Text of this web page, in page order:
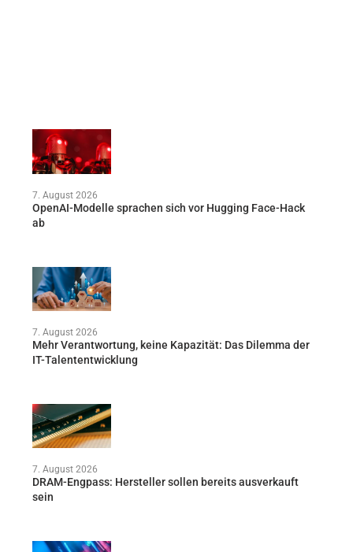
7. August 2026
OpenAI-Modelle sprachen sich vor Hugging Face-Hack
ab
7. August 2026
Mehr Verantwortung, keine Kapazität: Das Dilemma der
IT-Talententwicklung
7. August 2026
DRAM-Engpass: Hersteller sollen bereits ausverkauft
sein